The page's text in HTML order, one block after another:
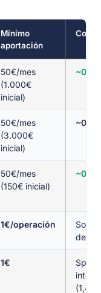
Mínimo
aportación
Coste
50€/mes
(1.000€
inicial)
50€/mes
(3.000€
inicial)
50€/mes
(150€ inicial)
1€/operación
Solo
del
1€